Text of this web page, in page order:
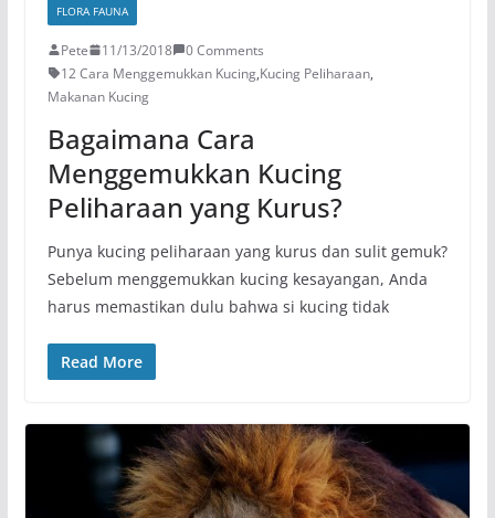
FLORA FAUNA
Pete 11/13/2018
0 Comments
12 Cara Menggemukkan Kucing,Kucing Peliharaan,
Makanan Kucing
Bagaimana Cara
Menggemukkan Kucing
Peliharaan yang Kurus?
Punya kucing peliharaan yang kurus dan sulit gemuk?
Sebelum menggemukkan kucing kesayangan, Anda
harus memastikan dulu bahwa si kucing tidak
Read More